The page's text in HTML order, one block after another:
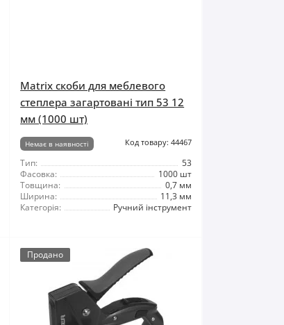
Matrix скоби для меблевого
степлера загартовані тип 53 12
мм (1000 шт)
Немає в наявності Код товару: 44467
Тип:
53
Фасовка:
1000 шт
Товщина:
0,7 мм
Ширина:
11,3 мм
Категорія:
Ручний інструмент
Продано